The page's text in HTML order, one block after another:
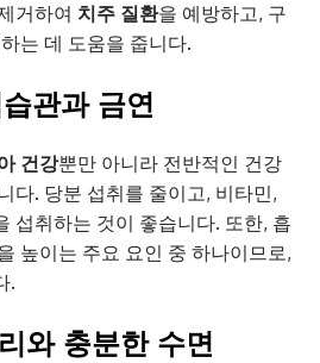
거하여 치주 질환을 예방하고, 구
는 데 도움을 줍니다.
관과 금연
건강뿐만 아니라 전반적인 건강
다. 당분 섭취를 줄이고, 비타민,
섭취하는 것이 좋습니다. 또한, 흡
높이는 주요 요인 중 하나이므로,
.
와 충분한 수면